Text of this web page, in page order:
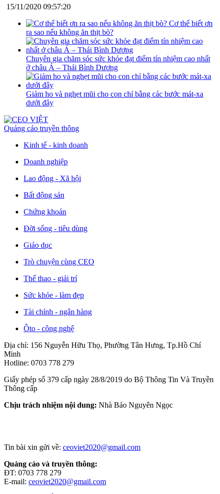
15/11/2020 09:57:20
Cơ thể biết ơn
ra sao nếu không ăn thịt bò?
Chuyên gia chăm sóc sức khỏe đạt điểm tín nhiệm cao nhất
ở châu Á – Thái Bình Dương
Giảm ho và nghẹt mũi cho con chỉ bằng các bước mát-xa
dưới đây
Quảng cáo truyền thông
Kinh tế - kinh doanh
Doanh nghiệp
Lao động - Xã hội
Bất động sản
Chứng khoán
Đời sống - tiêu dùng
Giáo dục
Trò chuyện cùng CEO
Thể thao - giải trí
Sức khỏe - làm đẹp
Tài chính - ngân hàng
Ôto - công nghệ
Địa chỉ: 156 Nguyễn Hữu Thọ, Phường Tân Hưng, Tp.Hồ Chí
Minh
Hotline: 0703 778 279
Giấy phép số 379 cấp ngày 28/8/2019 do Bộ Thông Tin Và Truyền
Thông cấp
Chịu trách nhiệm nội dung: Nhà Báo Nguyên Ngọc
Tin bài xin gửi về: ceoviet2020@gmail.com
Quảng cáo và truyền thông:
ĐT: 0703 778 279
E-mail: ceoviet2020@gmail.com